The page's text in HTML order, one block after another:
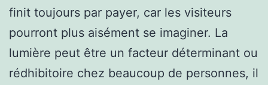
finit toujours par payer, car les visiteurs
pourront plus aisément se imaginer. La
lumière peut être un facteur déterminant ou
rédhibitoire chez beaucoup de personnes, il